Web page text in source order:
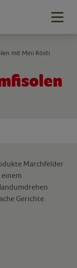
mit Mini Rösti
Marchfelder
Gerichte.